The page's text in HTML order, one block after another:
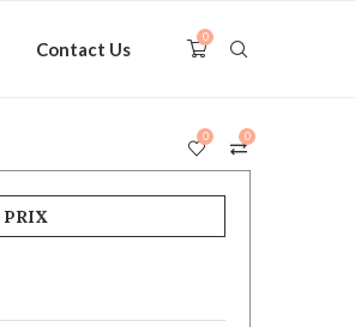
Contact Us
0
0
0
PRIX